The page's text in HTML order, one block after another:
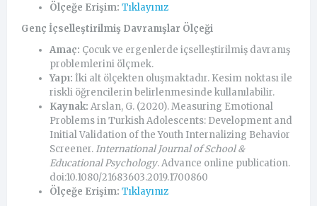
Ölçeğe Erişim: Tıklayınız
Genç İçselleştirilmiş Davranışlar Ölçeği
Amaç: Çocuk ve ergenlerde içselleştirilmiş davranış
problemlerini ölçmek.
Yapı: İki alt ölçekten oluşmaktadır. Kesim noktası ile
riskli öğrencilerin belirlenmesinde kullanılabilir.
Kaynak: Arslan, G. (2020). Measuring Emotional
Problems in Turkish Adolescents: Development and
Initial Validation of the Youth Internalizing Behavior
Screener.International Journal of School &
Educational Psychology. Advance online publication.
doi:10.1080/21683603.2019.1700860
Ölçeğe Erişim: Tıklayınız